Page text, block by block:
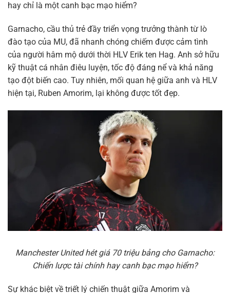
hay chỉ là một canh bạc mạo hiểm?
Garnacho, cầu thủ trẻ đầy triển vọng trưởng thành từ lò
đào tạo của MU, đã nhanh chóng chiếm được cảm tình
của người hâm mộ dưới thời HLV Erik ten Hag. Anh sở hữu
kỹ thuật cá nhân điêu luyện, tốc độ đáng nể và khả năng
tạo đột biến cao. Tuy nhiên, mối quan hệ giữa anh và HLV
hiện tại, Ruben Amorim, lại không được tốt đẹp.
Manchester United hét giá 70 triệu bảng cho Garnacho:
Chiến lược tài chính hay canh bạc mạo hiểm?
Sự khác biệt về triết lý chiến thuật giữa Amorim và